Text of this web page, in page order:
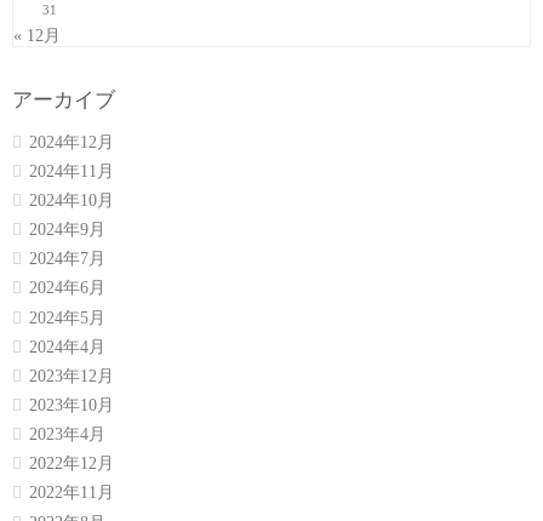
31
« 12月
アーカイブ
2024年12月
2024年11月
2024年10月
2024年9月
2024年7月
2024年6月
2024年5月
2024年4月
2023年12月
2023年10月
2023年4月
2022年12月
2022年11月